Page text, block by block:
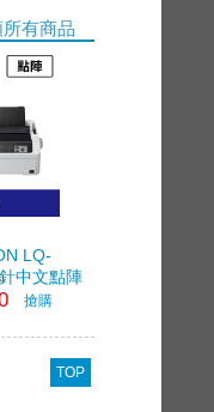
有商品
LQ-
中文點陣
搶購
TOP